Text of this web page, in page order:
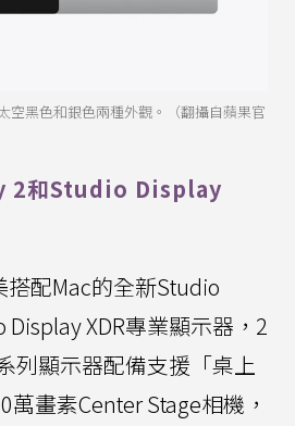
空黑色和銀色兩種外觀。（翻攝自蘋果官
2和Studio Display
配Mac的全新Studio
XDR專業顯示器，2
列顯示器配備支援「桌上
畫素Center Stage相機，